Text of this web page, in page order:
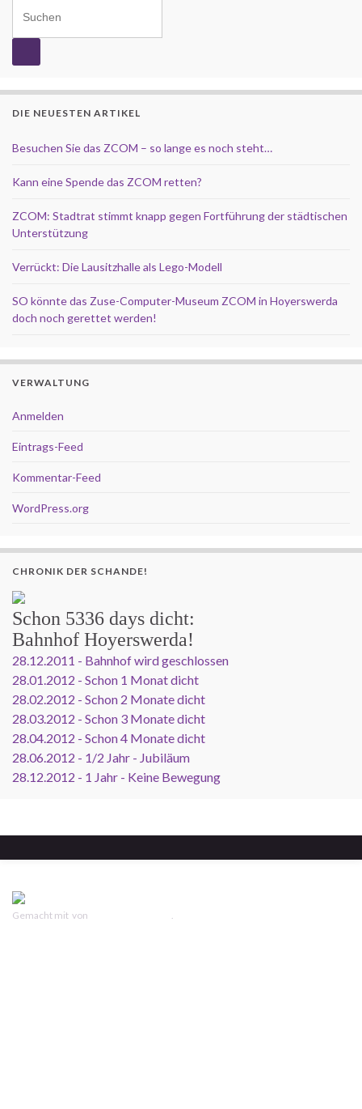
DIE NEUESTEN ARTIKEL
Besuchen Sie das ZCOM – so lange es noch steht…
Kann eine Spende das ZCOM retten?
ZCOM: Stadtrat stimmt knapp gegen Fortführung der städtischen
Unterstützung
Verrückt: Die Lausitzhalle als Lego-Modell
SO könnte das Zuse-Computer-Museum ZCOM in Hoyerswerda
doch noch gerettet werden!
VERWALTUNG
Anmelden
Eintrags-Feed
Kommentar-Feed
WordPress.org
CHRONIK DER SCHANDE!
Schon 5336 days dicht:
Bahnhof Hoyerswerda!
28.12.2011 - Bahnhof wird geschlossen
28.01.2012 - Schon 1 Monat dicht
28.02.2012 - Schon 2 Monate dicht
28.03.2012 - Schon 3 Monate dicht
28.04.2012 - Schon 4 Monate dicht
28.06.2012 - 1/2 Jahr - Jubiläum
28.12.2012 - 1 Jahr - Keine Bewegung
Gemacht mit von .